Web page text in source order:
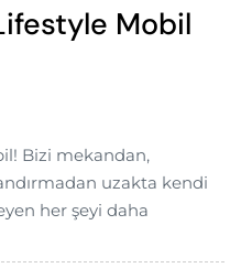
Mobil
Bizi mekandan,
uzakta kendi
her şeyi daha